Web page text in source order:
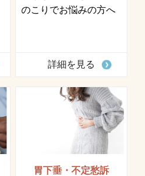
のこりでお悩みの方へ
詳細を見る
胃下垂・不定愁訴